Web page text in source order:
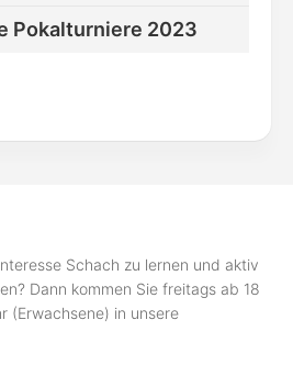
Pokalturniere 2023
Schach zu lernen und aktiv
Dann kommen Sie freitags ab 18
(Erwachsene) in unsere